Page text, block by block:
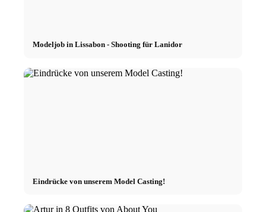
Modeljob in Lissabon - Shooting für Lanidor
Eindrücke von unserem Model Casting!